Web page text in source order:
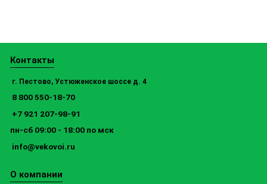
Контакты
г. Пестово, Устюженское шоссе д. 4
8 800 550-18-70
+7 921 207-98-91
пн-сб 09:00 - 18:00 по мск
info@vekovoi.ru
О компании